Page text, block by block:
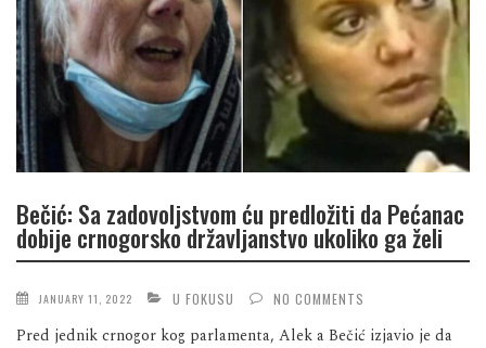
Bečić: Sa zadovoljstvom ću predložiti da Pećanac
dobije crnogorsko državljanstvo ukoliko ga želi
JANUARY 11, 2022 U FOKUSU NO COMMENTS
Pred jednik crnogor kog parlamenta, Alek a Bečić izjavio je da